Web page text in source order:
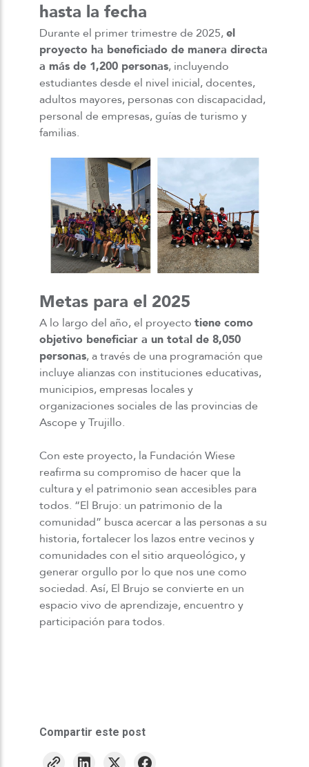
hasta la fecha
Durante el primer trimestre de 2025,el
proyecto ha beneficiado de manera directa
a más de 1,200 personas, incluyendo
estudiantes desde el nivel inicial, docentes,
adultos mayores, personas con discapacidad,
personal de empresas, guías de turismo y
familias.
Metas para el 2025
A lo largo del año, el proyecto tiene como
objetivo beneficiar a un total de 8,050
personas, a través de una programación que
incluye alianzas con instituciones educativas,
municipios, empresas locales y
organizaciones sociales de las provincias de
Ascope y Trujillo.
Con este proyecto, la Fundación Wiese
reafirma su compromiso de hacer que la
cultura y el patrimonio sean accesibles para
todos. “El Brujo: un patrimonio de la
comunidad” busca acercar a las personas a su
historia, fortalecer los lazos entre vecinos y
comunidades con el sitio arqueológico, y
generar orgullo por lo que nos une como
sociedad. Así, El Brujo se convierte en un
espacio vivo de aprendizaje, encuentro y
participación para todos.
Compartir este post